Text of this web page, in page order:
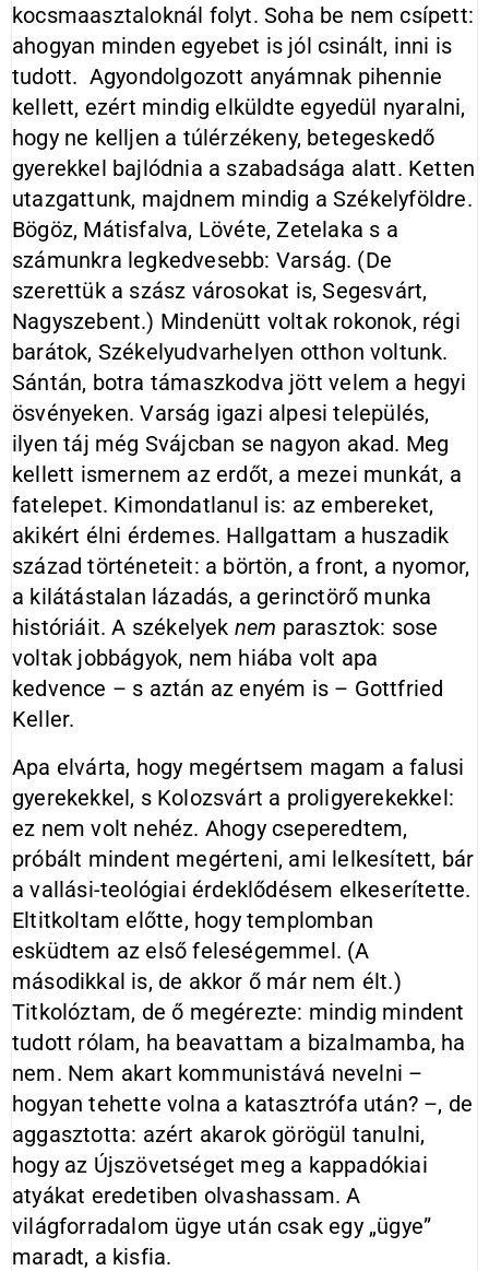
kocsmaasztaloknál folyt. Soha be nem csípett:
ahogyan minden egyebet is jól csinált, inni is
tudott. Agyondolgozott anyámnak pihennie
kellett, ezért mindig elküldte egyedül nyaralni,
hogy ne kelljen a túlérzékeny, betegeskedő
gyerekkel bajlódnia a szabadsága alatt. Ketten
utazgattunk, majdnem mindig a Székelyföldre.
Bögöz, Mátisfalva, Lövéte, Zetelaka s a
számunkra legkedvesebb: Varság. (De
szerettük a szász városokat is, Segesvárt,
Nagyszebent.) Mindenütt voltak rokonok, régi
barátok, Székelyudvarhelyen otthon voltunk.
Sántán, botra támaszkodva jött velem a hegyi
ösvényeken. Varság igazi alpesi település,
ilyen táj még Svájcban se nagyon akad. Meg
kellett ismernem az erdőt, a mezei munkát, a
fatelepet. Kimondatlanul is: az embereket,
akikért élni érdemes. Hallgattam a huszadik
század történeteit: a börtön, a front, a nyomor,
a kilátástalan lázadás, a gerinctörő munka
históriáit. A székelyek nem parasztok: sose
voltak jobbágyok, nem hiába volt apa
kedvence – s aztán az enyém is – Gottfried
Keller.
Apa elvárta, hogy megértsem magam a falusi
gyerekekkel, s Kolozsvárt a proligyerekekkel:
ez nem volt nehéz. Ahogy cseperedtem,
próbált mindent megérteni, ami lelkesített, bár
a vallási-teológiai érdeklődésem elkeserítette.
Eltitkoltam előtte, hogy templomban
esküdtem az első feleségemmel. (A
másodikkal is, de akkor ő már nem élt.)
Titkolóztam, de ő megérezte: mindig mindent
tudott rólam, ha beavattam a bizalmamba, ha
nem. Nem akart kommunistává nevelni –
hogyan tehette volna a katasztrófa után? –, de
aggasztotta: azért akarok görögül tanulni,
hogy az Újszövetséget meg a kappadókiai
atyákat eredetiben olvashassam. A
világforradalom ügye után csak egy „ügye”
maradt, a kisfia.